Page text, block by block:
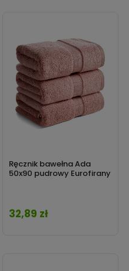
Ręcznik bawełna Ada
50x90 pudrowy Eurofirany
Cena
32,89 zł